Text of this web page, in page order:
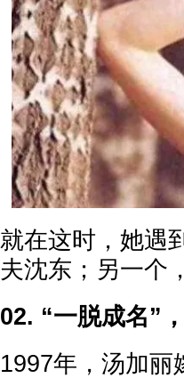
就在这时，她遇
夫沈东；另一个
02. “一脱成名”
1997年，汤加